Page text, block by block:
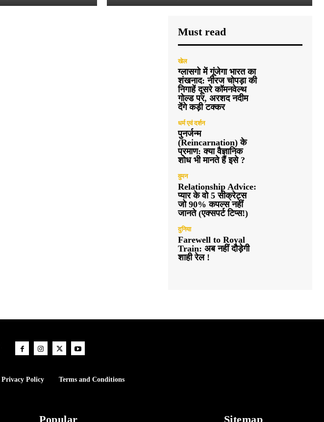
Must read
खेल
ग्लासगो में गूंजेगा भारत का
शंखनाद: नीरज चोपड़ा की
निगाहें दूसरे कॉमनवेल्थ
गोल्ड पर, अरशद नदीम
देंगे कड़ी टक्कर
धर्म एवं दर्शन
पुनर्जन्म
(Reincarnation) के
प्रमाण: क्या वैज्ञानिक
शोध भी मानते हैं इसे ?
वुमन
Relationship Advice:
प्यार के वो 5 सीक्रेट्स
जो 90% कपल्स नहीं
जानते (एक्सपर्ट टिप्स!)
दुनिया
Farewell to Royal
Train: अब नहीं दौड़ेगी
शाही रेल !
Privacy Policy Terms and Conditions
Popular Sitemap